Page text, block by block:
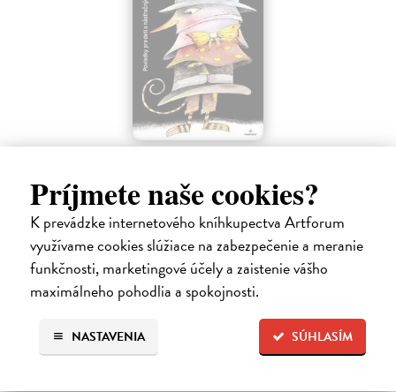
Príjmete naše cookies?
K prevádzke internetového kníhkupectva Artforum
využívame cookies slúžiace na zabezpečenie a meranie
funkčnosti, marketingové účely a zaistenie vášho
maximálneho pohodlia a spokojnosti.
SÚHLASÍM
NASTAVENIA
HU!
Poviedky – krátke príbehy pre deti a násťročných, ktoré sa
neodohrávajú niekde ďaleko, ale tu vedľa, možno len o ulicu ďalej.
Zobrazujú svet plný fantázie, humoru, snov, túžby po šťastí i
problémy, ktoré…
Na stiahnutie akoPDF